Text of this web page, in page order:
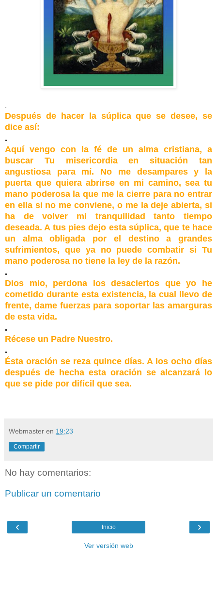
.
Después de hacer la súplica que se desee, se
dice así:
.
Aquí vengo con la fé de un alma cristiana, a
buscar Tu misericordia en situación tan
angustiosa para mí. No me desampares y la
puerta que quiera abrirse en mi camino, sea tu
mano poderosa la que me la cierre para no entrar
en ella si no me conviene, o me la deje abierta, si
ha de volver mi tranquilidad tanto tiempo
deseada. A tus pies dejo esta súplica, que te hace
un alma obligada por el destino a grandes
sufrimientos, que ya no puede combatir si Tu
mano poderosa no tiene la ley de la razón.
.
Dios mio, perdona los desaciertos que yo he
cometido durante esta existencia, la cual llevo de
frente, dame fuerzas para soportar las amarguras
de esta vida.
.
Récese un Padre Nuestro.
.
Ésta oración se reza quince días. A los ocho días
después de hecha esta oración se alcanzará lo
que se pide por difícil que sea.
Webmaster en 19:23
Compartir
No hay comentarios:
Publicar un comentario
‹ ›
Inicio
Ver versión web